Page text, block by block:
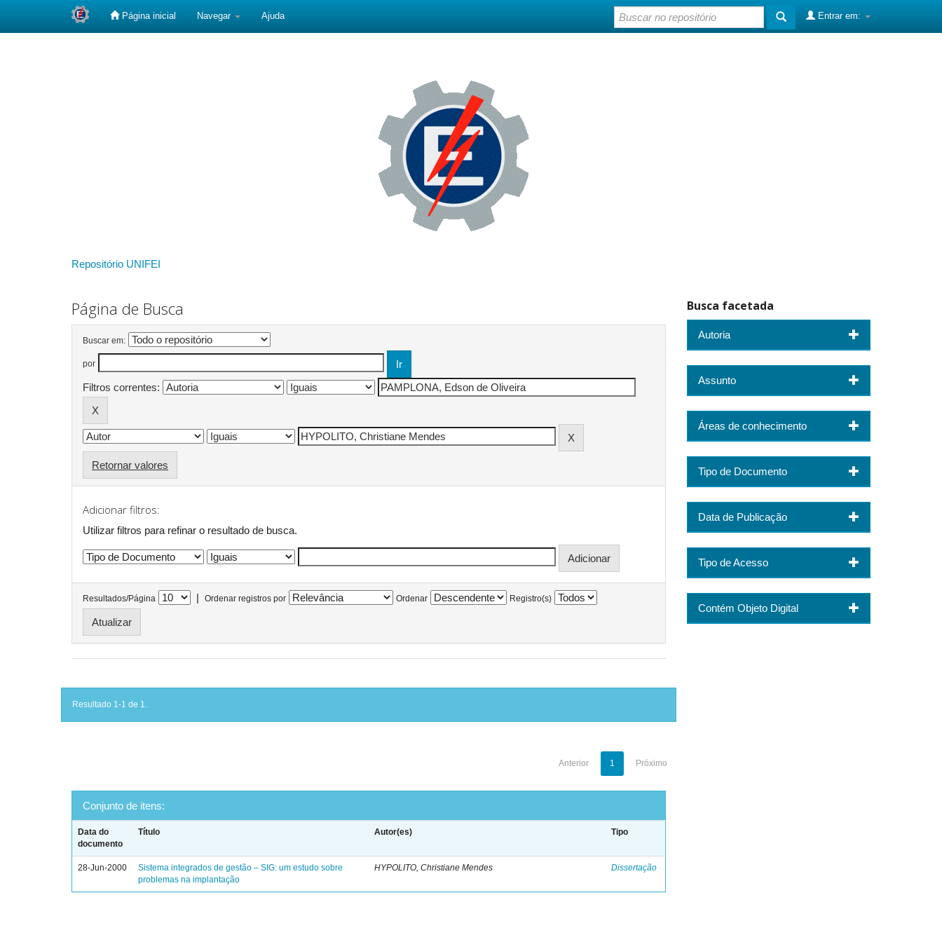
Página inicial Navegar Ajuda Entrar em:
Repositório UNIFEI
Página de Busca
Buscar em:
por
Filtros correntes:
Retornar valores
Adicionar filtros:
Utilizar filtros para refinar o resultado de busca.
Resultados/Página | Ordenar registros por Ordenar Registro(s)
Resultado 1-1 de 1.
Anterior 1 Próximo
Conjunto de itens:
Data do
documento
Título Autor(es) Tipo
28-Jun-2000
Sistema integrados de gestão – SIG: um estudo sobre
problemas na implantação
HYPOLITO, Christiane Mendes Dissertação
Busca facetada
Autoria
Assunto
Áreas de conhecimento
Tipo de Documento
Data de Publicação
Tipo de Acesso
Contém Objeto Digital